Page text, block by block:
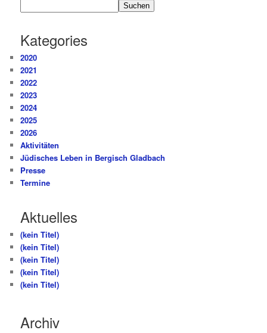
Suchen
Kategories
2020
2021
2022
2023
2024
2025
2026
Aktivitäten
Jüdisches Leben in Bergisch Gladbach
Presse
Termine
Aktuelles
(kein Titel)
(kein Titel)
(kein Titel)
(kein Titel)
(kein Titel)
Archiv